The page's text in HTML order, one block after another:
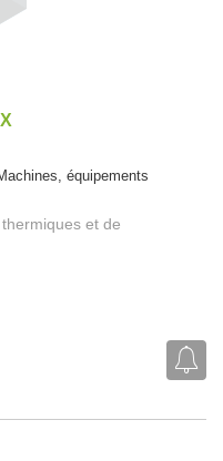
équipements
et de